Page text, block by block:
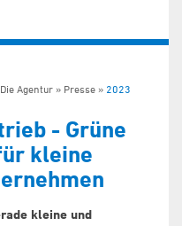
Die Agentur Presse 2023
- Grüne
kleine
kleine und